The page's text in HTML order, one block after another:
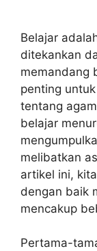
Belajar
ditekankan
memandang
penting
tentang
belajar
melibatkan
artikel ini,
dengan baik
mencakup
Pertama-